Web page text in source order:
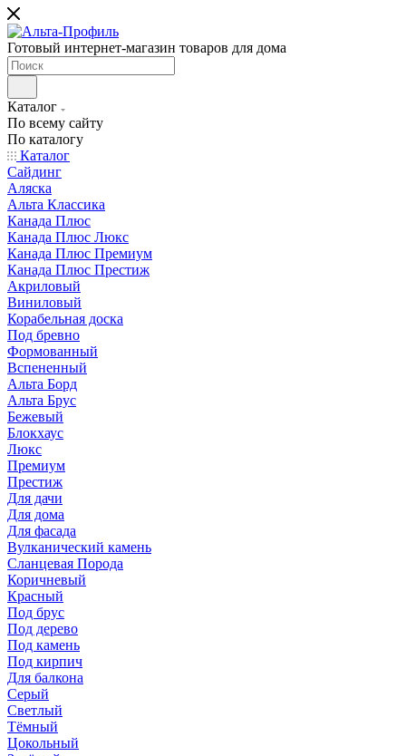
Готовый интернет-магазин товаров для дома
Каталог
По всему сайту
По каталогу
Каталог
Сайдинг
Аляска
Альта Классика
Канада Плюс
Канада Плюс Люкс
Канада Плюс Премиум
Канада Плюс Престиж
Акриловый
Виниловый
Корабельная доска
Под бревно
Формованный
Вспененный
Альта Борд
Альта Брус
Бежевый
Блокхаус
Люкс
Премиум
Престиж
Для дачи
Для дома
Для фасада
Вулканический камень
Сланцевая Порода
Коричневый
Красный
Под брус
Под дерево
Под камень
Под кирпич
Для балкона
Серый
Светлый
Тёмный
Цокольный